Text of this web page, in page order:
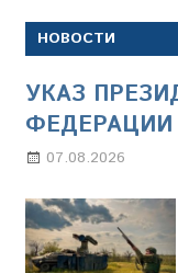
НОВОСТИ
УКАЗ
ФЕДЕРАЦИИ
07.08.2026